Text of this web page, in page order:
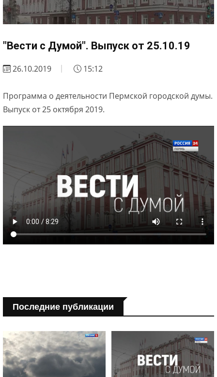
"Вести с Думой". Выпуск от 25.10.19
26.10.2019 15:12
Программа о деятельности Пермской городской думы.
Выпуск от 25 октября 2019.
Последние публикации